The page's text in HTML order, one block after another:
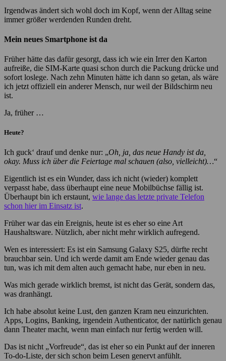
Irgendwas ändert sich wohl doch im Kopf, wenn der Alltag seine
immer größer werdenden Runden dreht.
Mein neues Smartphone ist da
Früher hätte das dafür gesorgt, dass ich wie ein Irrer den Karton
aufreiße, die SIM-Karte quasi schon durch die Packung drücke und
sofort loslege. Nach zehn Minuten hätte ich dann so getan, als wäre
ich jetzt offiziell ein anderer Mensch, nur weil der Bildschirm neu
ist.
Ja, früher …
Heute?
Ich guck‘ drauf und denke nur: „Oh, ja, das neue Handy ist da,
okay. Muss ich über die Feiertage mal schauen (also, vielleicht)…“
Eigentlich ist es ein Wunder, dass ich nicht (wieder) komplett
verpasst habe, dass überhaupt eine neue Mobilbüchse fällig ist.
Überhaupt bin ich erstaunt, wie lange das letzte private Telefon
schon hier im Einsatz ist.
Früher war das ein Ereignis, heute ist es eher so eine Art
Haushaltsware. Nützlich, aber nicht mehr wirklich aufregend.
Wen es interessiert: Es ist ein Samsung Galaxy S25, dürfte recht
brauchbar sein. Und ich werde damit am Ende wieder genau das
tun, was ich mit dem alten auch gemacht habe, nur eben in neu.
Was mich gerade wirklich bremst, ist nicht das Gerät, sondern das,
was dranhängt.
Ich habe absolut keine Lust, den ganzen Kram neu einzurichten.
Apps, Logins, Banking, irgendein Authenticator, der natürlich genau
dann Theater macht, wenn man einfach nur fertig werden will.
Das ist nicht „Vorfreude“, das ist eher so ein Punkt auf der inneren
To-do-Liste, der sich schon beim Lesen genervt anfühlt.